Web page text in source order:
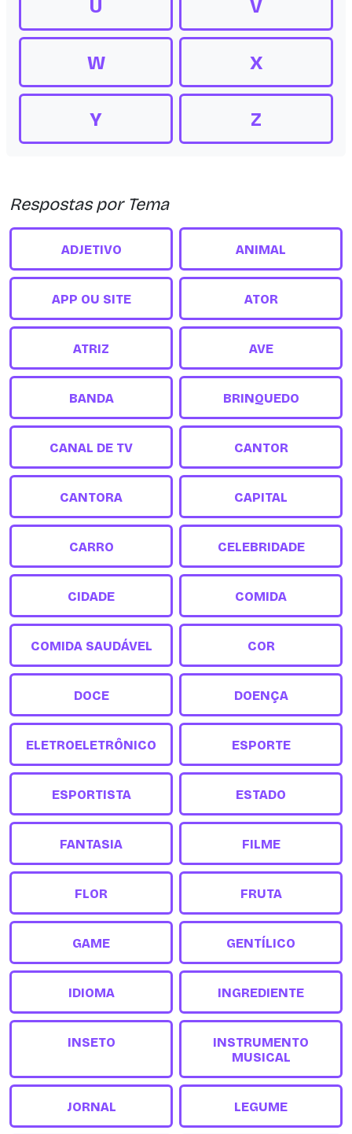
U V
W X
Y Z
Respostas por Tema
ADJETIVO ANIMAL
APP OU SITE ATOR
ATRIZ AVE
BANDA BRINQUEDO
CANAL DE TV CANTOR
CANTORA CAPITAL
CARRO CELEBRIDADE
CIDADE COMIDA
COMIDA SAUDÁVEL COR
DOCE DOENÇA
ELETROELETRÔNICO ESPORTE
ESPORTISTA ESTADO
FANTASIA FILME
FLOR FRUTA
GAME GENTÍLICO
IDIOMA INGREDIENTE
INSETO
INSTRUMENTO
MUSICAL
JORNAL LEGUME